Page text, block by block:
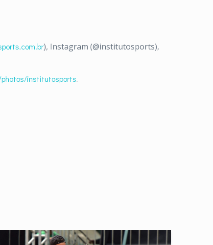
), Instagram (@institutosports),
institutosports.